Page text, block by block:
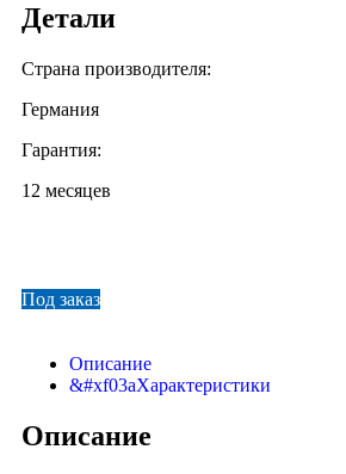
Детали
Страна производителя:
Германия
Гарантия:
12 месяцев
Под заказ
Описание
Характеристики
Описание